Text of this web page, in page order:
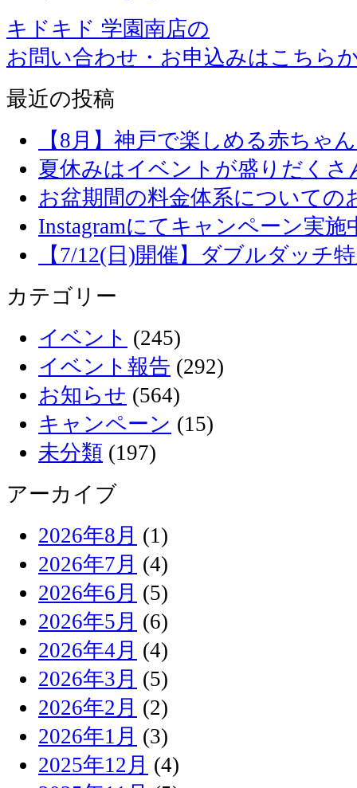
キドキド 学園南店の
お問い合わせ・お申込みはこちら
最近の投稿
【8月】神戸で楽しめる赤ちゃ
夏休みはイベントが盛りだくさ
お盆期間の料金体系についての
Instagramにてキャンペーン実施
【7/12(日)開催】ダブルダッチ
カテゴリー
イベント (245)
イベント報告 (292)
お知らせ (564)
キャンペーン (15)
未分類 (197)
アーカイブ
2026年8月 (1)
2026年7月 (4)
2026年6月 (5)
2026年5月 (6)
2026年4月 (4)
2026年3月 (5)
2026年2月 (2)
2026年1月 (3)
2025年12月 (4)